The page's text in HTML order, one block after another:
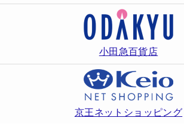
小田急百貨店
京王ネットショッピング